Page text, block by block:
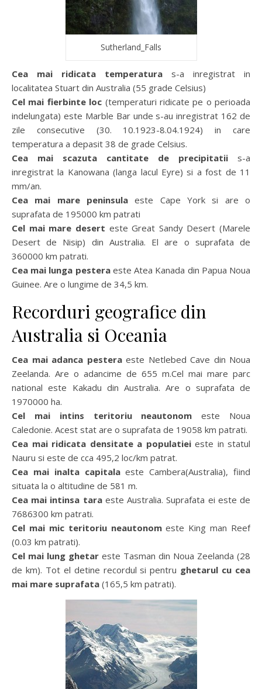
Sutherland_Falls
Cea mai ridicata temperatura s-a inregistrat in
localitatea Stuart din Australia (55 grade Celsius)
Cel mai fierbinte loc (temperaturi ridicate pe o perioada
indelungata) este Marble Bar unde s-au inregistrat 162 de
zile consecutive (30. 10.1923-8.04.1924) in care
temperatura a depasit 38 de grade Celsius.
Cea mai scazuta cantitate de precipitatii s-a
inregistrat la Kanowana (langa lacul Eyre) si a fost de 11
mm/an.
Cea mai mare peninsula este Cape York si are o
suprafata de 195000 km patrati
Cel mai mare desert este Great Sandy Desert (Marele
Desert de Nisip) din Australia. El are o suprafata de
360000 km patrati.
Cea mai lunga pesteraeste Atea Kanada din Papua Noua
Guinee. Are o lungime de 34,5 km.
Recorduri geografice din
Australia si Oceania
Cea mai adanca pesteraeste Netlebed Cave din Noua
Zeelanda. Are o adancime de 655 m.Cel mai mare parc
national este Kakadu din Australia. Are o suprafata de
1970000 ha.
Cel mai intins teritoriu neautonom este Noua
Caledonie. Acest stat are o suprafata de 19058 km patrati.
Cea mai ridicata densitate a populatieieste in statul
Nauru si este de cca 495,2 loc/km patrat.
Cea mai inalta capitalaeste Cambera(Australia), fiind
situata la o altitudine de 581 m.
Cea mai intinsa taraeste Australia. Suprafata ei este de
7686300 km patrati.
Cel mai mic teritoriu neautonomeste King man Reef
(0.03 km patrati).
Cel mai lung ghetar este Tasman din Noua Zeelanda (28
de km). Tot el detine recordul si pentru ghetarul cu cea
mai mare suprafata (165,5 km patrati).